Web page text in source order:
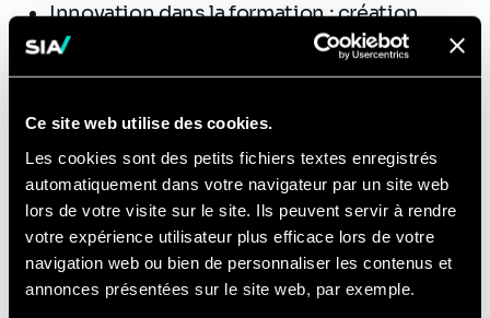
Ce site web utilise des cookies.
Les cookies sont des petits fichiers textes enregistrés
automatiquement dans votre navigateur par un site web
lors de votre visite sur le site. Ils peuvent servir à rendre
votre expérience utilisateur plus efficace lors de votre
navigation web ou bien de personnaliser les contenus et
annonces présentées sur le site web, par exemple.
Innovation dans la formation : création
d'une formation mixte entre contenu
digital et numérique.
Si vous souhaitez en apprendre plus sur ce
bot, utilisé le lien ci-dessous pour accéder à
une démo :
Lien vers la démo